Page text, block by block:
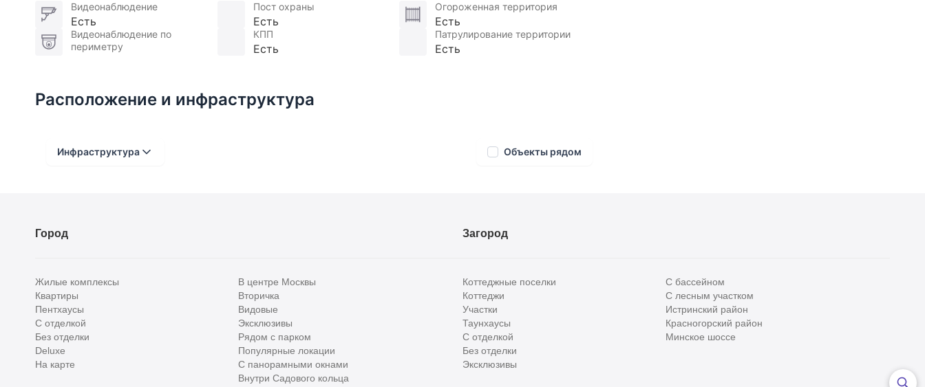
Видеонаблюдение
Есть
Пост охраны
Есть
Огороженная территория
Есть
Видеонаблюдение по
периметру
КПП
Есть
Патрулирование территории
Есть
Расположение и инфраструктура
Инфраструктура
Детские сады
Поликлиники
Больницы
Объекты рядом
Город
Жилые комплексы
Квартиры
Пентхаусы
С отделкой
Без отделки
Deluxe
На карте
В центре Москвы
Вторичка
Видовые
Эксклюзивы
Рядом с парком
Популярные локации
С панорамными окнами
Внутри Садового кольца
Загород
Коттеджные поселки
Коттеджи
Участки
Таунхаусы
С отделкой
Без отделки
Эксклюзивы
С бассейном
С лесным участком
Истринский район
Красногорский район
Минское шоссе
Все
Сегодня